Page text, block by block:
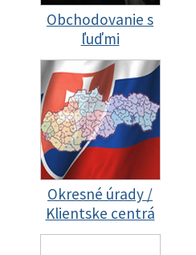
Obchodovanie s
ľuďmi
Okresné úrady /
Klientske centrá